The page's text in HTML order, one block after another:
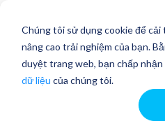
Chúng tôi sử dụng cookie để cải
nâng cao trải nghiệm của bạn.
duyệt trang web, bạn chấp nhận
dữ liệu của chúng tôi.